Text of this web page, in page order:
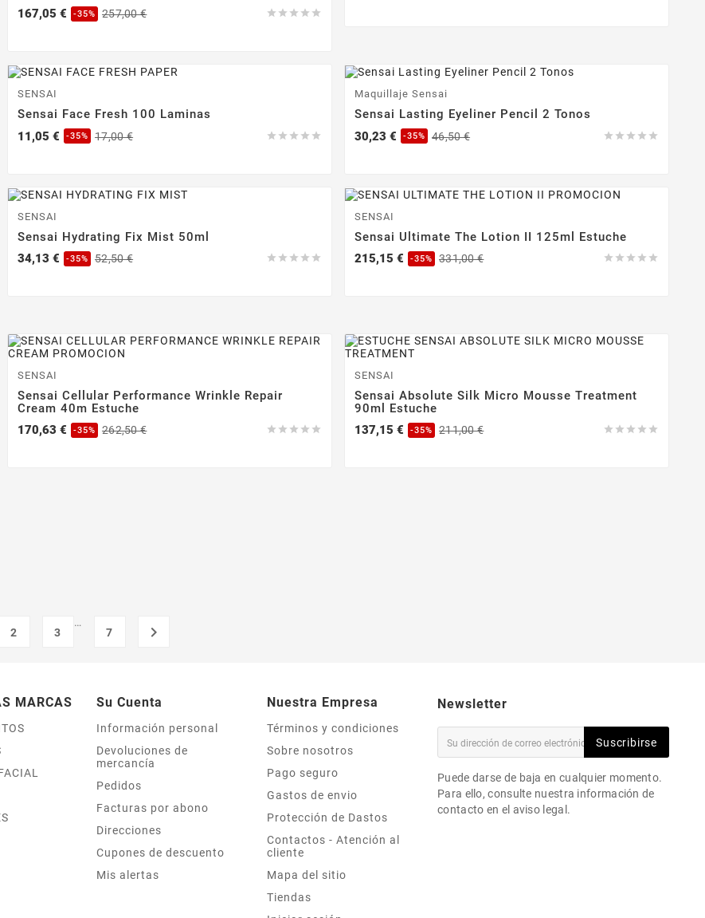
    
167,05 € -35% 257,00 €Precio
Precio
SENSAI
Sensai Face Fresh 100 Laminas
    
11,05 € -35% 17,00 €Precio
Precio
Maquillaje Sensai
Sensai Lasting Eyeliner Pencil 2 Tonos
    
30,23 € -35% 46,50 €Precio
Precio
SENSAI
Sensai Hydrating Fix Mist 50ml
    
34,13 € -35% 52,50 €Precio
Precio
SENSAI
Sensai Ultimate The Lotion II 125ml Estuche
    
215,15 € -35% 331,00 €Precio
Precio
SENSAI
Sensai Cellular Performance Wrinkle Repair
Cream 40m Estuche
    
170,63 € -35% 262,50 €Precio
Precio
SENSAI
Sensai Absolute Silk Micro Mousse Treatment
90ml Estuche
    
137,15 € -35% 211,00 €Precio
Precio
2 3
…
7

MARCAS Su Cuenta
Información personal
Devoluciones de
mercancía
Pedidos
Facturas por abono
Direcciones
Cupones de descuento
Mis alertas
Nuestra Empresa
Términos y condiciones
Sobre nosotros
Pago seguro
Gastos de envio
Protección de Dastos
Contactos - Atención al
cliente
Mapa del sitio
Tiendas
Newsletter
Suscribirse
Puede darse de baja en cualquier momento.
Para ello, consulte nuestra información de
contacto en el aviso legal.